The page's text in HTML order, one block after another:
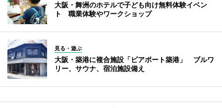
大阪・舞洲のホテルで子ども向け無料体験イベン
ト 職業体験やワークショップ
見る・遊ぶ
大阪・築港に複合施設「ビアポート築港」 ブルワ
リー、サウナ、宿泊施設備え